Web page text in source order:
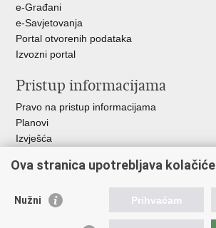
e-Građani
e-Savjetovanja
Portal otvorenih podataka
Izvozni portal
Pristup informacijama
Pravo na pristup informacijama
Planovi
Izvješća
Vlada RH
Ova stranica upotrebljava kolačiće
Nužni Prihvaćam